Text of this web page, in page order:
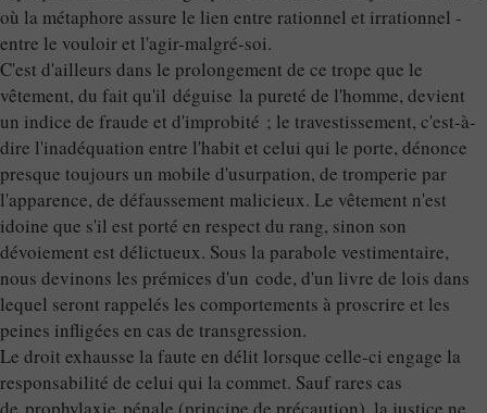
où la métaphore assure le lien entre rationnel et irrationnel -
entre le vouloir et l'agir-malgré-soi.
C'est d'ailleurs dans le prolongement de ce trope que le
vêtement, du fait qu'il déguise la pureté de l'homme, devient
un indice de fraude et d'improbité ; le travestissement, c'est-à-
dire l'inadéquation entre l'habit et celui qui le porte, dénonce
presque toujours un mobile d'usurpation, de tromperie par
l'apparence, de défaussement malicieux. Le vêtement n'est
idoine que s'il est porté en respect du rang, sinon son
dévoiement est délictueux. Sous la parabole vestimentaire,
nous devinons les prémices d'un code, d'un livre de lois dans
lequel seront rappelés les comportements à proscrire et les
peines infligées en cas de transgression.
Le droit exhausse la faute en délit lorsque celle-ci engage la
responsabilité de celui qui la commet. Sauf rares cas